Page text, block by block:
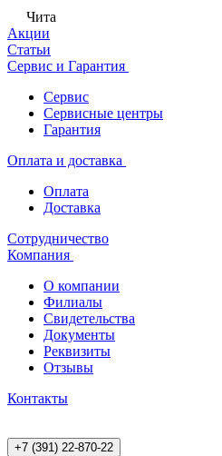
Чита
Акции
Статьи
Сервис и Гарантия
Сервис
Сервисные центры
Гарантия
Оплата и доставка
Оплата
Доставка
Сотрудничество
Компания
О компании
Филиалы
Свидетельства
Документы
Реквизиты
Отзывы
Контакты
+7 (391) 22-870-22